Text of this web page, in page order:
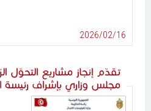
2026/02/16
تقدّم إنجاز مشاريع التحوّل
مجلس وزاري بإشراف رئيسة